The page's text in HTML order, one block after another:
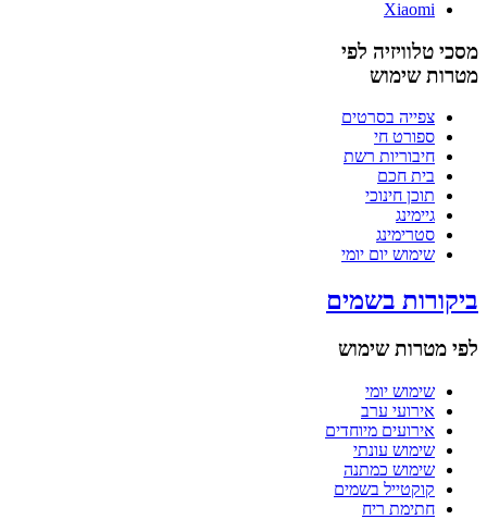
Xiaomi
מסכי טלוויזיה לפי
מטרות שימוש
צפייה בסרטים
ספורט חי
חיבוריות רשת
בית חכם
תוכן חינוכי
גיימינג
סטרימינג
שימוש יום יומי
ביקורות בשמים
לפי מטרות שימוש
שימוש יומי
אירועי ערב
אירועים מיוחדים
שימוש עונתי
שימוש כמתנה
קוקטייל בשמים
חתימת ריח